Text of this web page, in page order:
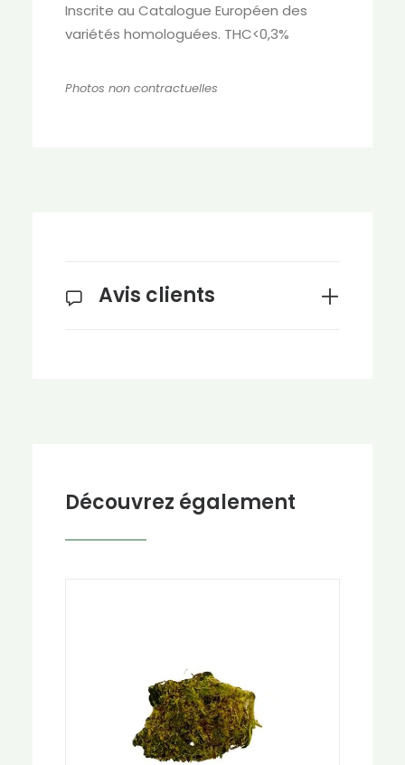
Inscrite au Catalogue Européen des
variétés homologuées. THC<0,3%
Photos non contractuelles
Avis clients
Découvrez également